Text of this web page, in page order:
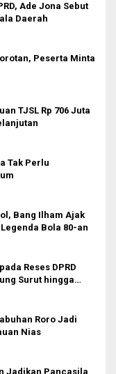
Ade Jona Sebut
Daerah
Peserta Minta
TJSL Rp 706 Juta
Tak Perlu
Bang Ilham Ajak
Bola 80-an
Reses DPRD
Surut hingga
Roro Jadi
Nias
Jadikan Pancasila